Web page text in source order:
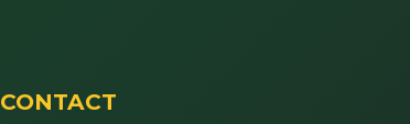
CONTACT